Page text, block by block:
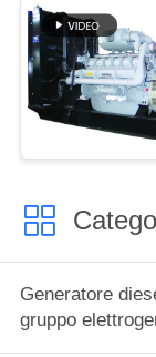
Generatore
gruppo